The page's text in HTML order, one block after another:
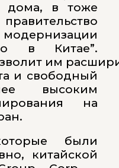
дома, в тоже
в Китае”.
им
и свободный
высоким
на
были
китайской